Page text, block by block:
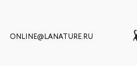
ONLINE@LANATURE.RU